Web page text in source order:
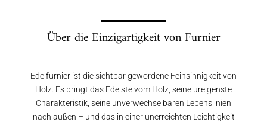
Über die Einzigartigkeit von Furnier
Edelfurnier ist die sichtbar gewordene Feinsinnigkeit von
Holz. Es bringt das Edelste vom Holz, seine ureigenste
Charakteristik, seine unverwechselbaren Lebenslinien
nach außen – und das in einer unerreichten Leichtigkeit